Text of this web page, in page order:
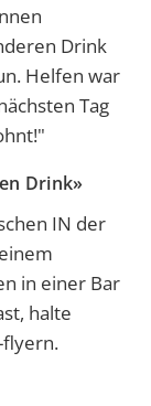
Drink
Helfen war
Tag
Drink»
IN der
in einer Bar
halte
flyern.